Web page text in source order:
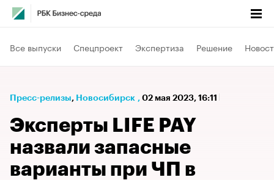
Все выпуски Спецпроект Экспертиза Решение
Пресс-релизы⁠, Новосибирск , 02 мая 2023, 16:11
Эксперты LIFE PAY
назвали запасные
варианты при ЧП в